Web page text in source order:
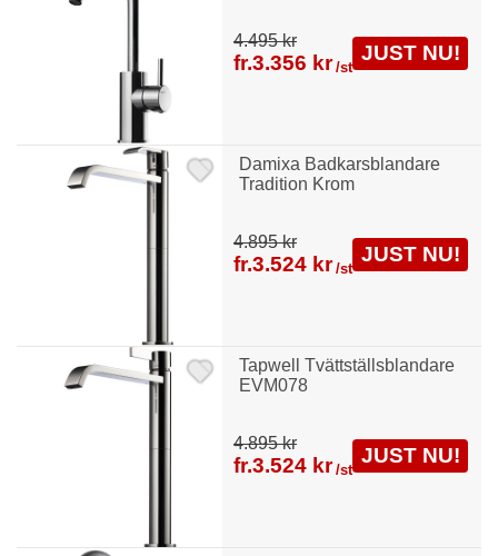
Damixa Badkarsblandare
Tradition Krom
Tapwell Tvättställsblandare
EVM078
4.495 kr
fr.3.356 kr /st
JUST NU!
4.895 kr
fr.3.524 kr /st
JUST NU!
4.895 kr
fr.3.524 kr /st
JUST NU!